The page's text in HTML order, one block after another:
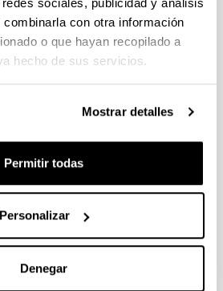
sociales, publicidad y análisis
con otra información
o que hayan recopilado a
hecho de sus servicios.
Mostrar detalles
Permitir todas
Personalizar
Denegar
en las ciencias
la teoría de la probabilidad y
como la teoría de la
y la combinatoria.
y entera, programación
y aplicaciones.
y sus aplicaciones.
tecnología matemática.